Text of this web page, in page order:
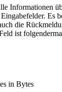
Informationen
Es
die
ist
in Bytes